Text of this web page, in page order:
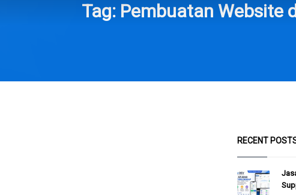
Tag: Pembuatan Website
RECENT